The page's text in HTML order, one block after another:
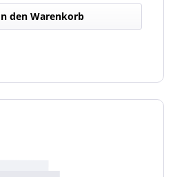
den Warenkorb